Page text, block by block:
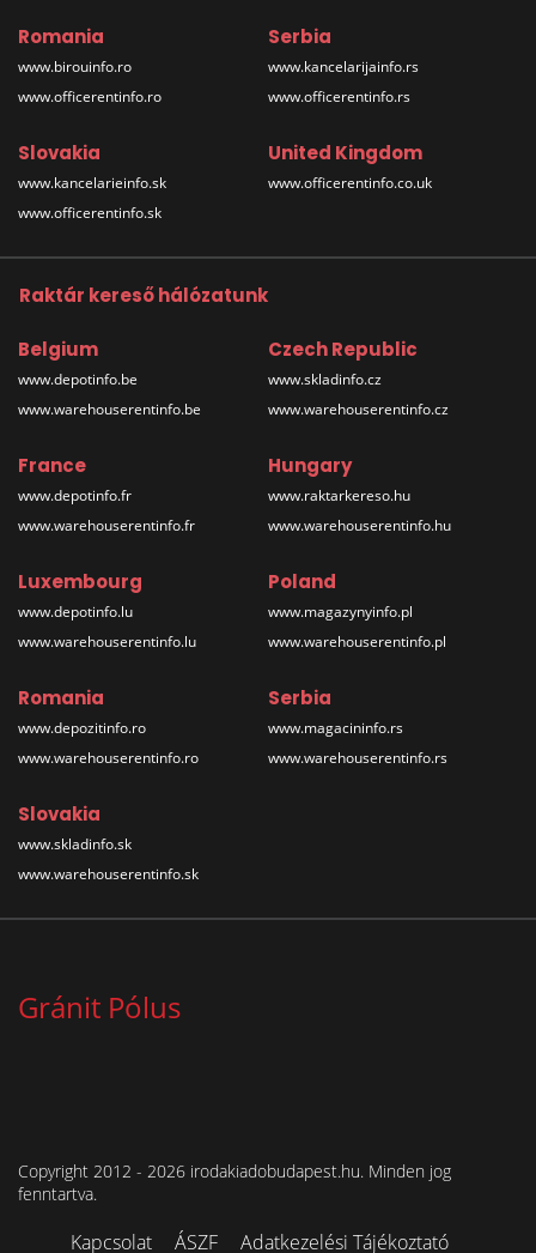
Romania
www.birouinfo.ro
www.officerentinfo.ro
Serbia
www.kancelarijainfo.rs
www.officerentinfo.rs
Slovakia
www.kancelarieinfo.sk
www.officerentinfo.sk
United Kingdom
www.officerentinfo.co.uk
Raktár kereső hálózatunk
Belgium
www.depotinfo.be
www.warehouserentinfo.be
Czech Republic
www.skladinfo.cz
www.warehouserentinfo.cz
France
www.depotinfo.fr
www.warehouserentinfo.fr
Hungary
www.raktarkereso.hu
www.warehouserentinfo.hu
Luxembourg
www.depotinfo.lu
www.warehouserentinfo.lu
Poland
www.magazynyinfo.pl
www.warehouserentinfo.pl
Romania
www.depozitinfo.ro
www.warehouserentinfo.ro
Serbia
www.magacininfo.rs
www.warehouserentinfo.rs
Slovakia
www.skladinfo.sk
www.warehouserentinfo.sk
Gránit Pólus
Copyright 2012 - 2026 irodakiadobudapest.hu. Minden jog
fenntartva.
Kapcsolat ÁSZF Adatkezelési Tájékoztató